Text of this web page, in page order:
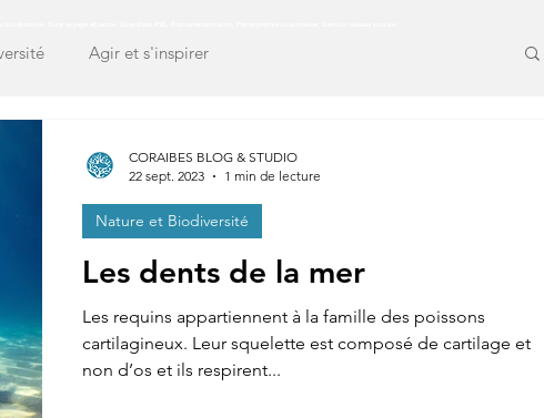
Agir et s'inspirer
Les dents de la mer
Les requins appartiennent à la famille des poissons
cartilagineux. Leur squelette est composé de cartilage et
non d’os et ils respirent...
Nature et Biodiversité
CORAIBES BLOG & STUDIO
22 sept. 2023
1 min de lecture